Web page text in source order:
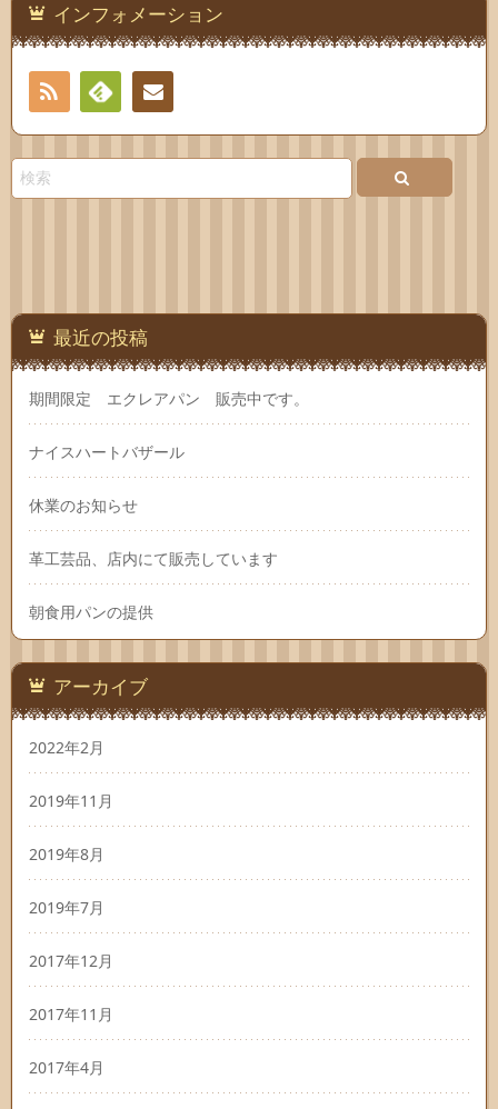
インフォメーション
RSS
Feedly連絡
最近の投稿
期間限定 エクレアパン 販売中です。
ナイスハートバザール
休業のお知らせ
革工芸品、店内にて販売しています
朝食用パンの提供
アーカイブ
2022年2月
2019年11月
2019年8月
2019年7月
2017年12月
2017年11月
2017年4月